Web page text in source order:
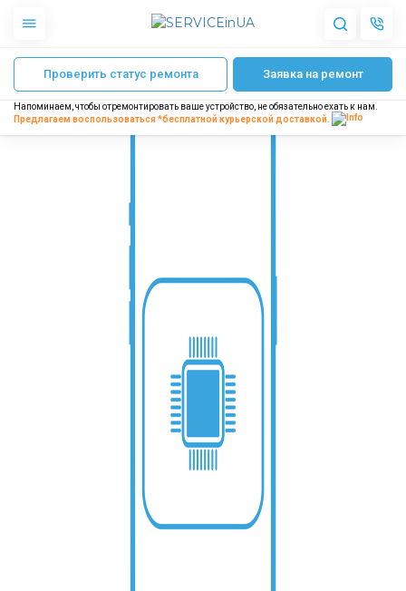
Apple
Гаджеты
Акустика
Запчасти для смартфонов
Дворец "Украина"
Проверить статус ремонта Заявка на ремонт
Напоминаем, чтобы отремонтировать ваше устройство, не обязательно ехать к нам.
Предлагаем воспользоваться *бесплатнойкурьерской доставкой.
Главная Ремонт телефонов ASUS Восстановление разъемов на